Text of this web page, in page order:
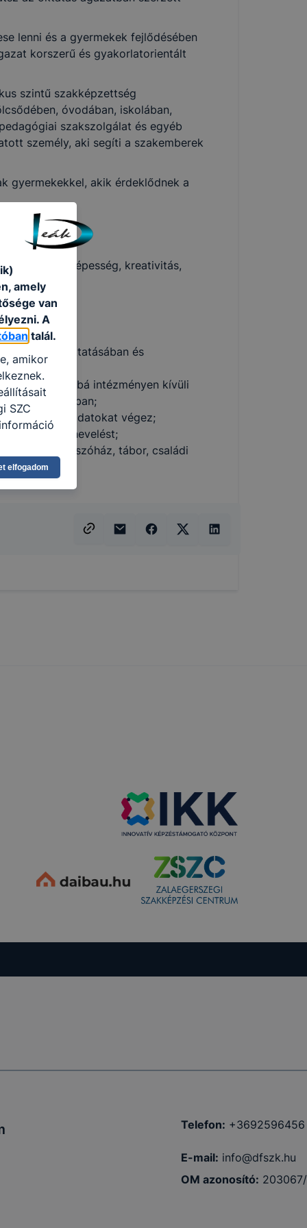
lenni és a gyermekek fejlődésében
korszerű és gyakorlatorientált
szintű szakképzettség
óvodában, iskolában,
szakszolgálat és egyéb
személy, aki segíti a szakemberek
gyermekekkel, akik érdeklődnek a
képesség, kreativitás,
oktatásában és
kívüli, továbbá intézményen kívüli
lebonyolításában;
feladatokat végez;
a családi nevelést;
lát el (játszóház, tábor, családi
Telefon: +3692596456
E-mail: info@dfszk.hu
OM azonosító:
amely
van
A
talál.
amikor
SZC
ha
és hogyan
elfogadom